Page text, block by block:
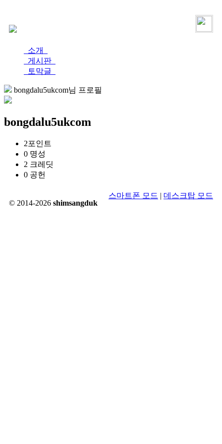
소개
게시판
토막글
bongdalu5ukcom님 프로필
bongdalu5ukcom
2포인트
0 명성
2 크레딧
0 공헌
© 2014-2026 shimsangduk
스마트폰 모드 | 데스크탑 모드